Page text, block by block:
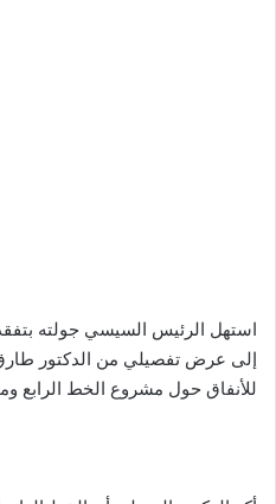
استهل الرئيس السيسي جولته
إلى عرض تفصيلي من الدكتور طارق
للأنفاق حول مشروع الخط الرابع